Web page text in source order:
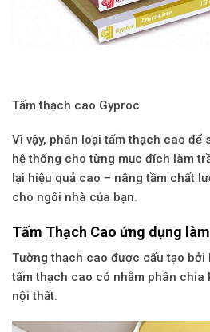
Tấm thạch cao Gyproc
Vì vậy, phân loại tấmthạch cao để
hệ thống cho từng mục đích làm
lại hiệu quả cao – nâng tầm chất
cho ngôi nhà của bạn.
Tấm Thạch Cao ứng dụng
Tườngthạch cao được cấu tạo bởi
tấmthạch cao có nhằm phân chia
nội thất.